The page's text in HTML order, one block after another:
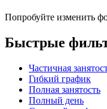
Попробуйте изменить
Быстрые
Частичная
Гибкий график
Полная занятость
Полный день